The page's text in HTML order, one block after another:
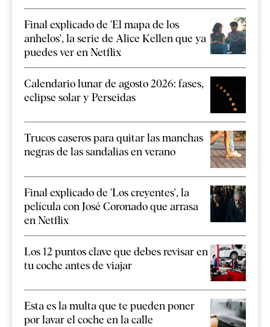
Final explicado de 'El mapa de los
anhelos', la serie de Alice Kellen que ya
puedes ver en Netflix
Calendario lunar de agosto 2026: fases,
eclipse solar y Perseidas
Trucos caseros para quitar las manchas
negras de las sandalias en verano
Final explicado de 'Los creyentes', la
película con José Coronado que arrasa
en Netflix
Los 12 puntos clave que debes revisar en
tu coche antes de viajar
Esta es la multa que te pueden poner
por lavar el coche en la calle